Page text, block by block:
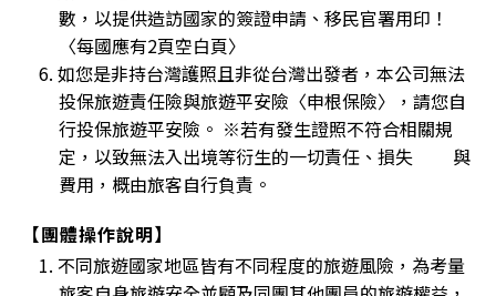
數，以提供造訪國家的簽證申請、移民官署用印！
〈每國應有2頁空白頁〉
6. 如您是非持台灣護照且非從台灣出發者，本公司無法
投保旅遊責任險與旅遊平安險〈申根保險〉，請您自
行投保旅遊平安險。 ※若有發生證照不符合相關規
定，以致無法入出境等衍生的一切責任、損失 與
費用，概由旅客自行負責。
【團體操作說明】
1. 不同旅遊國家地區皆有不同程度的旅遊風險，為考量